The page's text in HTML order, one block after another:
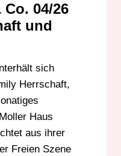
Co. 04/26
und
sich
Herrschaft,
Haus
aus ihrer
Freien Szene